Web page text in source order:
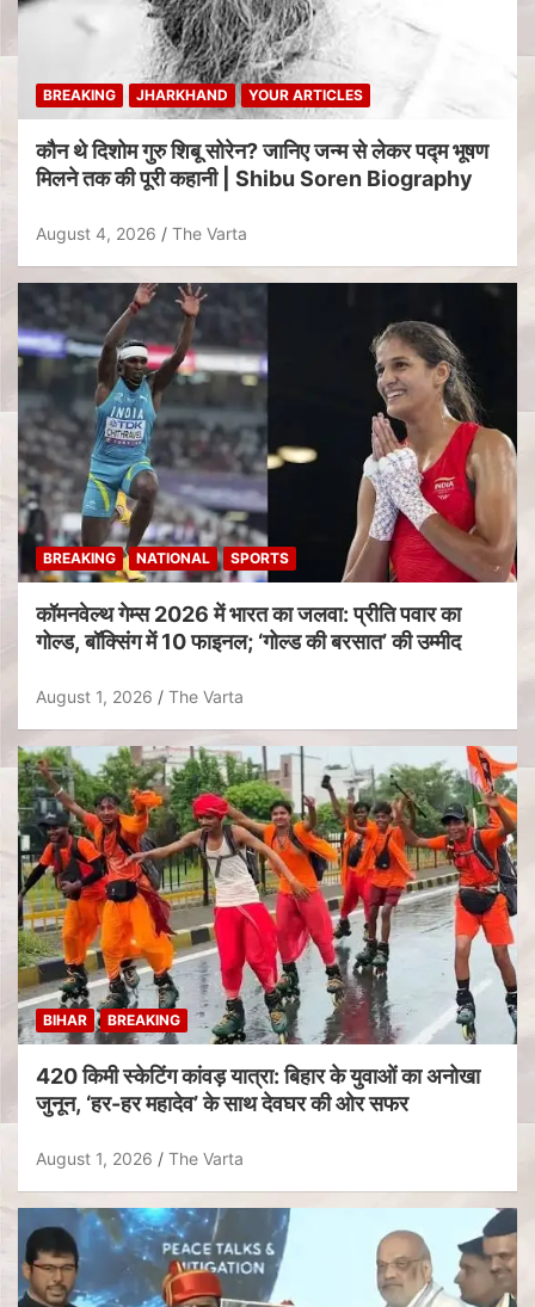
BREAKING JHARKHAND YOUR ARTICLES
कौन थे दिशोम गुरु शिबू सोरेन? जानिए जन्म से लेकर पद्म भूषण
मिलने तक की पूरी कहानी | Shibu Soren Biography
August 4, 2026 The Varta
BREAKING NATIONAL SPORTS
कॉमनवेल्थ गेम्स 2026 में भारत का जलवा: प्रीति पवार का
गोल्ड, बॉक्सिंग में 10 फाइनल; ‘गोल्ड की बरसात’ की उम्मीद
August 1, 2026 The Varta
BIHAR BREAKING
420 किमी स्केटिंग कांवड़ यात्रा: बिहार के युवाओं का अनोखा
जुनून, ‘हर-हर महादेव’ के साथ देवघर की ओर सफर
August 1, 2026 The Varta